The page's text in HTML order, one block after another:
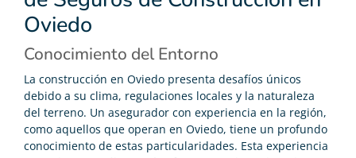
Oviedo
Conocimiento del Entorno
La construcción en Oviedo presenta desafíos únicos
debido a su clima, regulaciones locales y la naturaleza
del terreno. Un asegurador con experiencia en la región,
como aquellos que operan en Oviedo, tiene un profundo
conocimiento de estas particularidades. Esta experiencia